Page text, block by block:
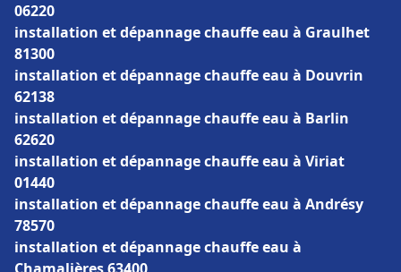
06220
installation et dépannage chauffe eau à Graulhet
81300
installation et dépannage chauffe eau à Douvrin
62138
installation et dépannage chauffe eau à Barlin
62620
installation et dépannage chauffe eau à Viriat
01440
installation et dépannage chauffe eau à Andrésy
78570
installation et dépannage chauffe eau à